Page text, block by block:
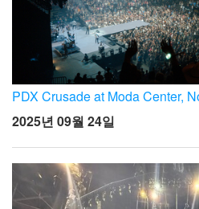
PDX Crusade at Moda Center,
2025년 09월 24일